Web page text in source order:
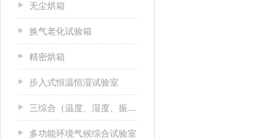
无尘烘箱
换气老化试验箱
精密烘箱
步入式恒温恒湿试验室
三综合（温度、湿度、振动）试验箱
多功能环境气候综合试验室